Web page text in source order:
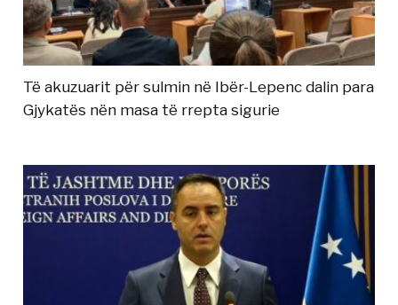
Të akuzuarit për sulmin në Ibër-Lepenc dalin para
Gjykatës nën masa të rrepta sigurie